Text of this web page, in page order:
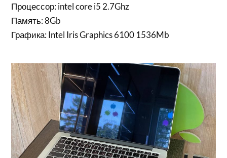
Процессор: intel core i5 2.7Ghz
Память: 8Gb
Графика: Intel Iris Graphics 6100 1536Mb